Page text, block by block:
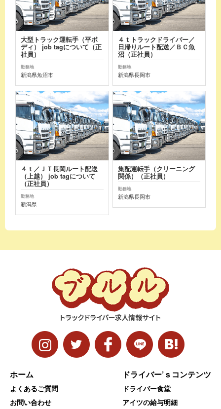
大型トラック運転手（平ボ
ディ） job tagについて（正
社員）
勤務地
新潟県魚沼市
４ｔトラックドライバー／
日帰りルート配送／ＢＣ魚
沼（正社員）
勤務地
新潟県長岡市
４ｔ／ＪＴ長岡ルート配送
（上越） job tagについて
（正社員）
勤務地
新潟県
集配運転手（クリーニング
関係）（正社員）
勤務地
新潟県長岡市
ホーム
よくあるご質問
お問い合わせ
ドライバー’ｓコンテンツ
ドライバー食堂
アイツの給与明細